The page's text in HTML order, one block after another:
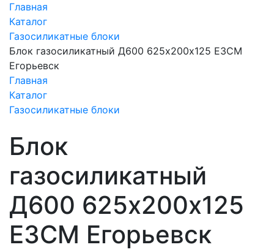
Главная
Каталог
Газосиликатные блоки
Блок газосиликатный Д600 625х200х125 ЕЗСМ
Егорьевск
Главная
Каталог
Газосиликатные блоки
Блок
газосиликатный
Д600 625х200х125
ЕЗСМ Егорьевск